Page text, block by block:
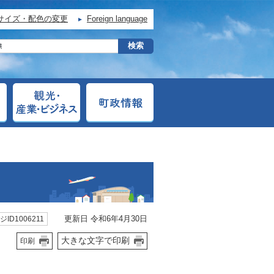
イズ・配色の変更 Foreign language
ID1006211 更新日 令和6年4月30日
印刷 大きな文字で印刷